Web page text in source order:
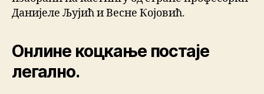
Данијеле Љујић и Весне Којовић.
Онлине коцкање постаје
легално.